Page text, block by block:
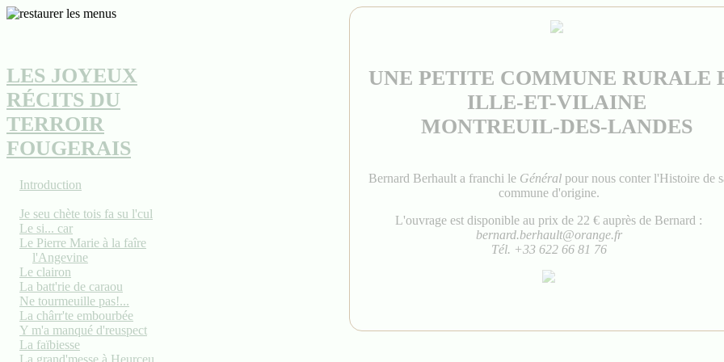
LES JOYEUX
RÉCITS DU
TERROIR
FOUGERAIS
Introduction
Je seu chète tois fa su l'cul
Le si... car
Le Pierre Marie à la faîre
l'Angevine
Le clairon
La batt'rie de caraou
Ne tourmeuille pas!...
La chârr'te embourbée
Y m'a manqué d'reuspect
La faïbiesse
UNE PETITE COMMUNE RURALE
ILLE-ET-VILAINE
MONTREUIL-DES-LANDES
Bernard Berhault a franchi le Général pour nous conter l'Histoire de
commune d'origine.
L'ouvrage est disponible au prix de 22 € auprès de Bernard :
bernard.berhault@orange.fr
Tél. +33 622 66 81 76